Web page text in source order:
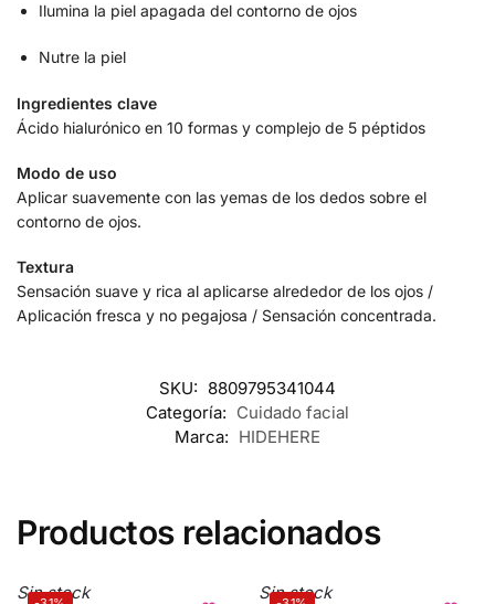
Ilumina la piel apagada del contorno de ojos
Nutre la piel
Ingredientes clave
Ácido hialurónico en 10 formas y complejo de 5 péptidos
Modo de uso
Aplicar suavemente con las yemas de los dedos sobre el
contorno de ojos.
Textura
Sensación suave y rica al aplicarse alrededor de los ojos /
Aplicación fresca y no pegajosa / Sensación concentrada.
SKU: 8809795341044
Categoría: Cuidado facial
Marca: HIDEHERE
Productos relacionados
Sin stock Sin stock